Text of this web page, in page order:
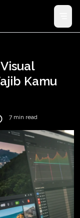
Kamu
7 min read